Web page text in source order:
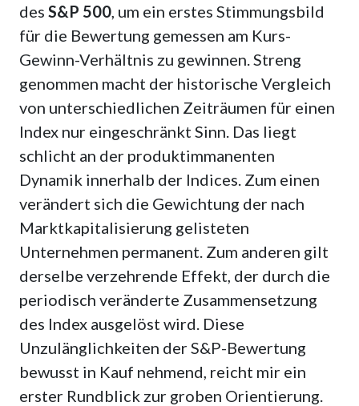
des S&P 500, um ein erstes Stimmungsbild
für die Bewertung gemessen am Kurs-
Gewinn-Verhältnis zu gewinnen. Streng
genommen macht der historische Vergleich
von unterschiedlichen Zeiträumen für einen
Index nur eingeschränkt Sinn. Das liegt
schlicht an der produktimmanenten
Dynamik innerhalb der Indices. Zum einen
verändert sich die Gewichtung der nach
Marktkapitalisierung gelisteten
Unternehmen permanent. Zum anderen gilt
derselbe verzehrende Effekt, der durch die
periodisch veränderte Zusammensetzung
des Index ausgelöst wird. Diese
Unzulänglichkeiten der S&P-Bewertung
bewusst in Kauf nehmend, reicht mir ein
erster Rundblick zur groben Orientierung.